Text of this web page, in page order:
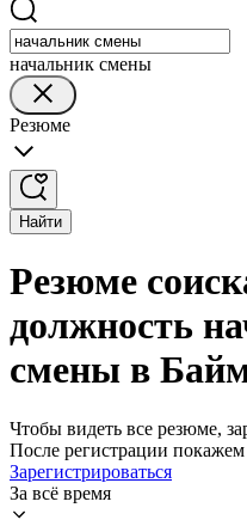
начальник смены
Резюме
Найти
Резюме
должность
смены в
Чтобы видеть все резюме,
После регистрации
Зарегистрироваться
За всё время